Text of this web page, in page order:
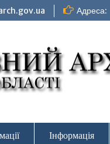
Адреса:
Інформація